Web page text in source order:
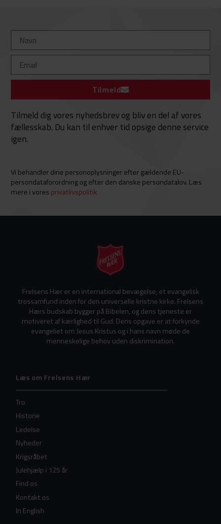
Tilmeld
Tilmeld dig vores nyhedsbrev og bliv en del af vores
fællesskab. Du kan til enhver tid opsige denne service
igen.
Vi behandler dine personoplysninger efter gældende EU-
persondataforordning og efter den danske persondatalov. Læs
mere i vores privatlivspolitik
Frelsens Hær er en international bevægelse, et evangelisk
trossamfund inden for den universelle kristne kirke. Frelsens
Hærs budskab bygger på Bibelen, og dens tjeneste er
motiveret af kærlighed til Gud. Dens opgave er at forkynde
evangeliet om Jesus Kristus og i hans navn møde de
menneskelige behov uden diskrimination.
Læs om Frelsens Hær
Tro
Historie
Ledelse
Nyheder
Krigsråbet
Julehjælp i 125 år
Find os
Kontakt os
In English